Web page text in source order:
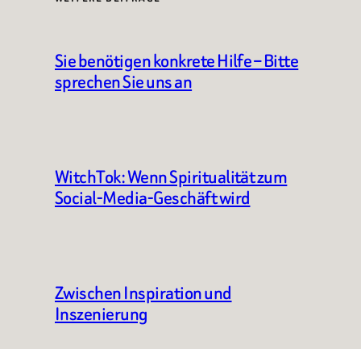
Sie benötigen konkrete Hilfe – Bitte
sprechen Sie uns an
WitchTok: Wenn Spiritualität zum
Social-Media-Geschäft wird
Zwischen Inspiration und
Inszenierung